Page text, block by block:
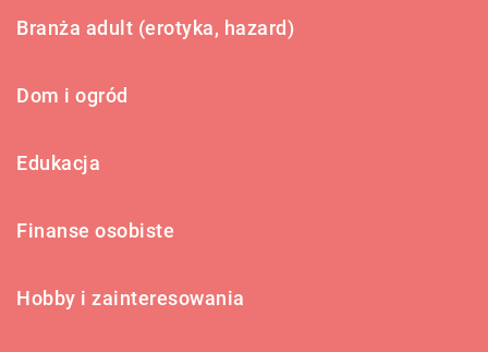
Branża adult (erotyka, hazard)
Dom i ogród
Edukacja
Finanse osobiste
Hobby i zainteresowania